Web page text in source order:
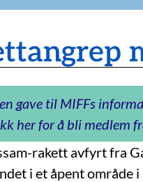
gave til MIFFs
her for å bli medlem
rakett avfyrt fra
i et åpent område